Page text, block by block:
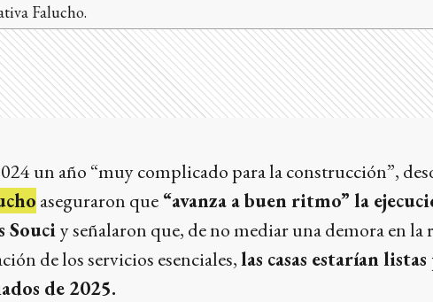
Falucho.
un año “muy complicado para la construcción”,
aseguraron que “avanza a buen ritmo” la
Souciy señalaron que, de no mediar una demora en la
de los servicios esenciales,las casas estarían
de 2025.